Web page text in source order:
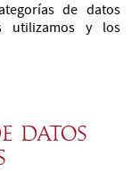
de datos
utilizamos y los
datos